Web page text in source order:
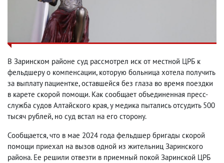
В Заринском районе суд рассмотрел иск от местной ЦРБ к
фельдшеру о компенсации, которую больница хотела получить
за выплату пациентке, оставшейся без глаза во время поездки
в карете скорой помощи. Как сообщает объединенная пресс-
служба судов Алтайского края, у медика пытались отсудить 500
тысяч рублей, но суд встал на его сторону.
Сообщается, что в мае 2024 года фельдшер бригады скорой
помощи приехал на вызов одной из жительниц Заринского
района. Ее решили отвезти в приемный покой Заринской ЦРБ